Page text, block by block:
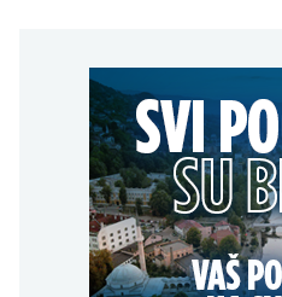
Veliki
vrh
blizini
EVROPA
Šteta